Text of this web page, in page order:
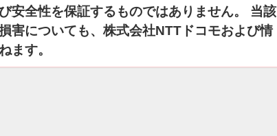
安全性を保証するものではありません。 当該
害についても、株式会社NTTドコモおよび情
ます。